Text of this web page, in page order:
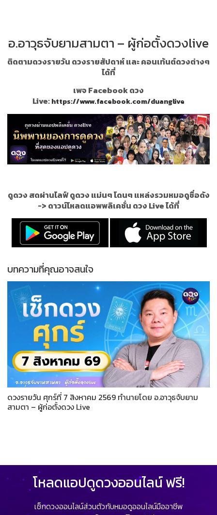
อ.อาวุธจับยามสามตา – ผู้ก่อตั้งดวงlive
ติดตามดวงรายวัน ดวงรายสัปดาห์ และ คอนเท้นต์ดวงต่างๆ
ได้ที่
เพจ Facebook ดวง
Live:https://www.facebook.com/duanglive
ดูดวง สดผ่านไลฟ์ ดูดวง แม่นๆ โดนๆ แหล่งรวมหมอดูชื่อดัง
-> ดาวน์โหลดแอพพลิเคชั่น ดวง Live ได้ที่
บทความที่คุณอาจสนใจ
ดวงรายวัน ศุกร์ที่ 7 สิงหาคม 2569 ทำนายโดย อ.อาวุธจับยาม
สามตา – ผู้ก่อตั้งดวง Live
โหลดแอปดูดวงออนไลน์ ฟรี!
เช็กดวงออนไลน์ส่วนตัวกับหมอดูออนไลน์มืออาชีพ